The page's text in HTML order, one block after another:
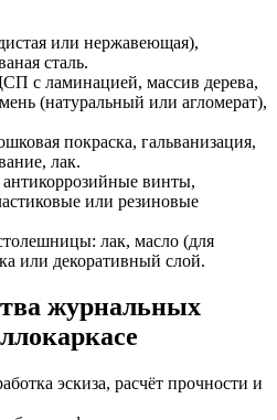
или нержавеющая),
сталь.
с ламинацией, массив дерева,
(натуральный или агломерат),
покраска, гальванизация,
лак.
винты,
или резиновые
лак, масло (для
или декоративный слой.
журнальных
эскиза, расчёт прочности и